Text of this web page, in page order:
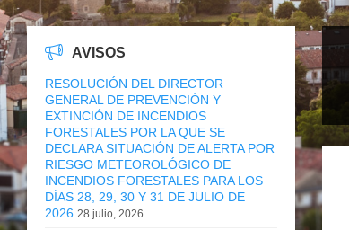
AVISOS
RESOLUCIÓN DEL DIRECTOR
GENERAL DE PREVENCIÓN Y
EXTINCIÓN DE INCENDIOS
FORESTALES POR LA QUE SE
DECLARA SITUACIÓN DE ALERTA POR
RIESGO METEOROLÓGICO DE
INCENDIOS FORESTALES PARA LOS
DÍAS 28, 29, 30 Y 31 DE JULIO DE
2026 28 julio, 2026